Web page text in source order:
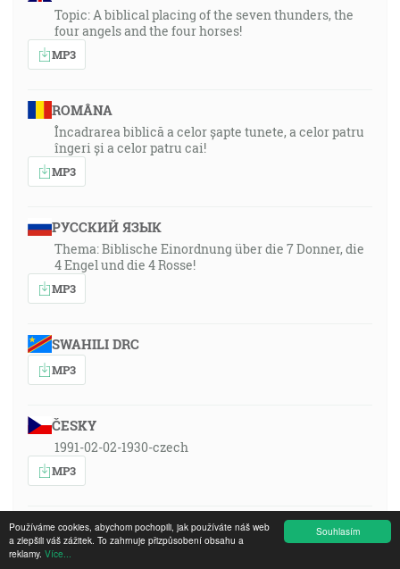
Souhlasím
Používáme cookies, abychom pochopili, jak používáte náš web
a zlepšili váš zážitek. To zahrnuje přizpůsobení obsahu a
reklamy. Více...
Topic: A biblical placing of the seven thunders, the
four angels and the four horses!
MP3
ROMÂNA
Încadrarea biblică a celor șapte tunete, a celor patru
îngeri și a celor patru cai!
MP3
РУССКИЙ ЯЗЫК
Thema: Biblische Einordnung über die 7 Donner, die
4 Engel und die 4 Rosse!
MP3
SWAHILI DRC
MP3
ČESKY
1991-02-02-1930-czech
MP3
ESPAÑOL
Tema: «¡Clasificación bíblica de los 7 truenos, los 4